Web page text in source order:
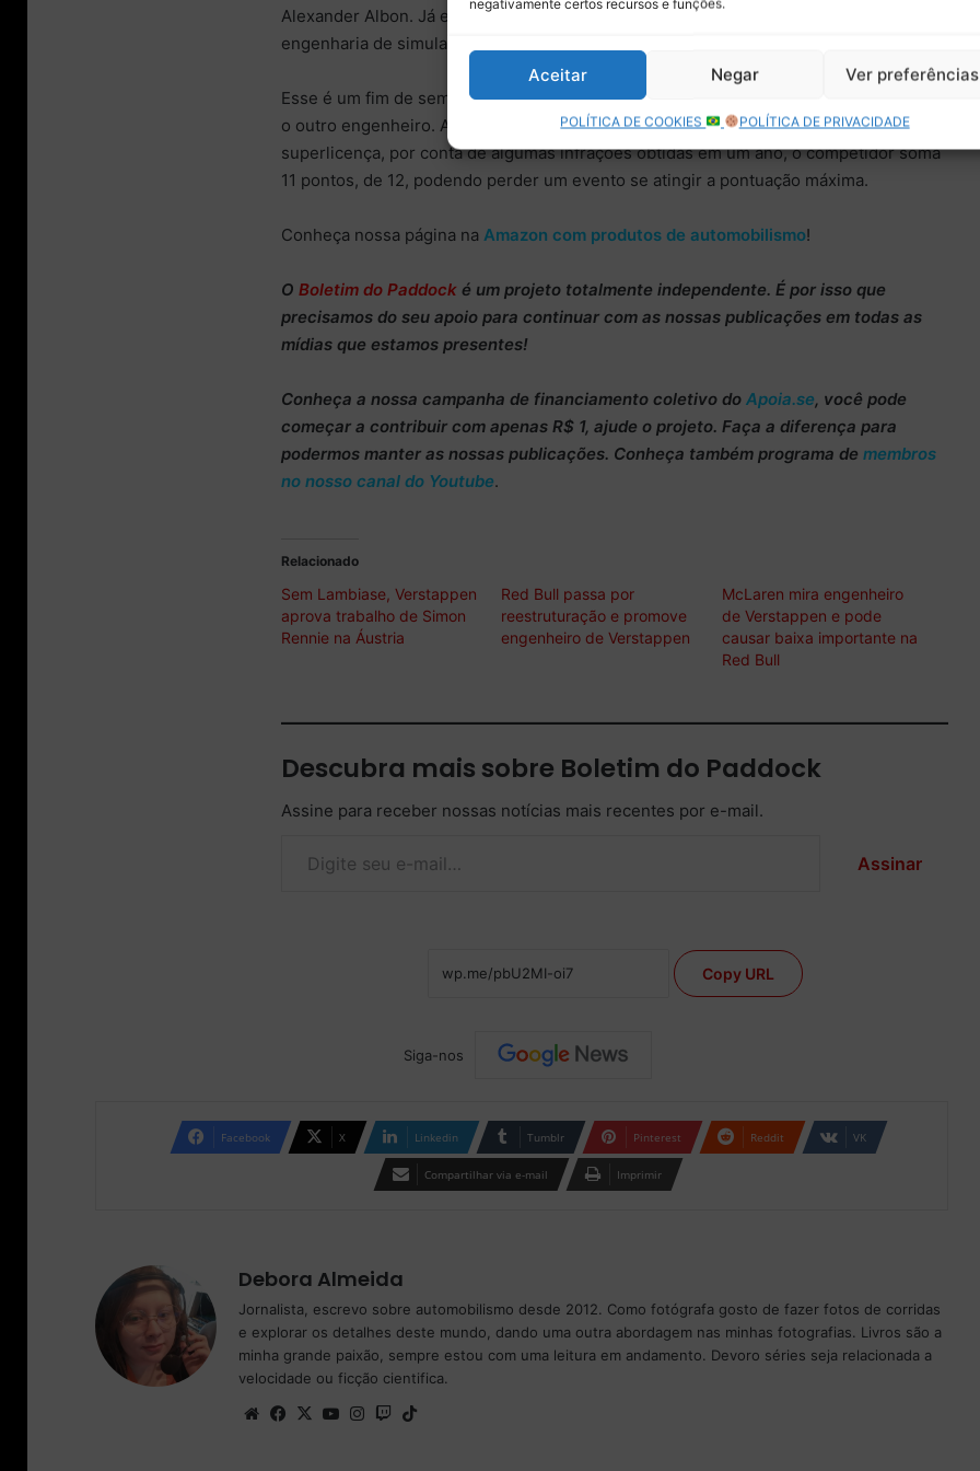
negativamente certos recursos e funções.
Aceitar Negar Ver preferências
POLÍTICA DE COOKIES POLÍTICA DE PRIVACIDADE
Alexander Albon. Já em 2021, assumiu o posto de líder do departamento de
engenharia de simulação da equipe.
Esse é um fim de semana interessante para observar a dinâmica de Verstappen, com
o outro engenheiro. Além disso, o neerlandês ainda está pendurado em pontos na
superlicença, por conta de algumas infrações obtidas em um ano, o competidor soma
11 pontos, de 12, podendo perder um evento se atingir a pontuação máxima.
Conheça nossa página na Amazon com produtos de automobilismo!
O Boletim do Paddock é um projeto totalmente independente. É por isso que
precisamos do seu apoio para continuar com as nossas publicações em todas as
mídias que estamos presentes!
Conheça a nossa campanha de financiamento coletivo do Apoia.se, você pode
começar a contribuir com apenas R$ 1, ajude o projeto. Faça a diferença para
podermos manter as nossas publicações. Conheça também programa de membros
no nosso canal do Youtube.
Relacionado
Sem Lambiase, Verstappen
aprova trabalho de Simon
Rennie na Áustria
Red Bull passa por
reestruturação e promove
engenheiro de Verstappen
McLaren mira engenheiro
de Verstappen e pode
causar baixa importante na
Red Bull
Descubra mais sobre Boletim do Paddock
Assine para receber nossas notícias mais recentes por e-mail.
Assinar
Copy URL
Siga-nos
Facebook X Linkedin Tumblr Pinterest Reddit VK
Compartilhar via e-mail Imprimir
Debora Almeida
Jornalista, escrevo sobre automobilismo desde 2012. Como fotógrafa gosto de fazer fotos de corridas
e explorar os detalhes deste mundo, dando uma outra abordagem nas minhas fotografias. Livros são a
minha grande paixão, sempre estou com uma leitura em andamento. Devoro séries seja relacionada a
velocidade ou ficção cientifica.
We Fa
X
Yo Ins Tw